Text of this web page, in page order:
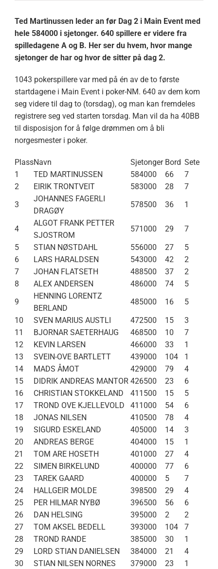
Ted Martinussen leder an før Dag 2 i Main Event med
hele 584000 i sjetonger. 640 spillere er videre fra
spilledagene A og B. Her ser du hvem, hvor mange
sjetonger de har og hvor de sitter på dag 2.
1043 pokerspillere var med på én av de to første
startdagene i Main Event i poker-NM. 640 av dem kom
seg videre til dag to (torsdag), og man kan fremdeles
registrere seg ved starten torsdag. Man vil da ha 40BB
til disposisjon for å følge drømmen om å bli
norgesmester i poker.
PlassNavn Sjetonger Bord Sete
1
TED MARTINUSSEN 584000 66
7
2
EIRIK TRONTVEIT 583000 28
7
3
JOHANNES FAGERLI
DRAGØY
578500 36 1
4
ALGOT FRANK PETTER
SJOSTROM
571000 29
7
5
STIAN NØSTDAHL 556000 27
5
6
LARS HARALDSEN 543000 42
2
7
JOHAN FLATSETH 488500 37
2
8
ALEX ANDERSEN 486000 74
5
9
HENNING LORENTZ
BERLAND
485000 16
5
10
SVEN MARIUS AUSTLI 472500 15
3
11
BJORNAR SAETERHAUG 468500 10
7
12
KEVIN LARSEN 466000 33
1
13
SVEIN-OVE BARTLETT 439000 104
1
14
MADS ÅMOT 429000 79
4
15
DIDRIK ANDREAS MANTOR 426500 23
6
16
CHRISTIAN STOKKELAND 411500 15
5
17
TROND OVE KJELLEVOLD 411000 54
6
18
JONAS NILSEN 410500 78
4
19
SIGURD ESKELAND 405000 14
3
20
ANDREAS BERGE 404000 15
1
21
TOM ARE HOSETH 401000 27
4
22
SIMEN BIRKELUND 400000 77
6
23
TAREK GAARD 400000 5
7
24
HALLGEIR MOLDE 398500 29
4
25
PER HILMAR NYBØ 396500 56
6
26
DAN HELSING 395000 2
2
27
TOM AKSEL BEDELL 393000 104
7
28
TROND RANDE 385000 30
1
29
LORD STIAN DANIELSEN 384000 21
4
30
STIAN NILSEN NORNES 379000 23
1